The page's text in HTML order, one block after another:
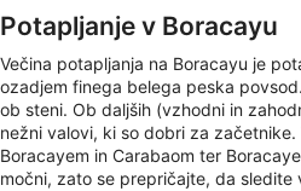
Potapljanje v Boracayu
Večina potapljanja na Boracayu je
ozadjem finega belega peska
ob steni. Ob daljših (vzhodni in
nežni valovi, ki so dobri za
Boracayem in Carabaom ter
močni, zato se prepričajte, da sledite